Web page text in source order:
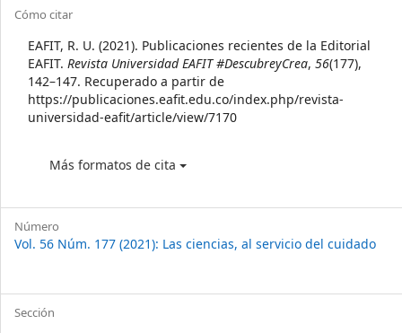
Article
Details
Cómo citar
EAFIT, R. U. (2021). Publicaciones recientes de la Editorial
EAFIT. Revista Universidad EAFIT #DescubreyCrea, 56(177),
142–147. Recuperado a partir de
https://publicaciones.eafit.edu.co/index.php/revista-
universidad-eafit/article/view/7170
Más formatos de cita
Número
Vol. 56 Núm. 177 (2021): Las ciencias, al servicio del cuidado
Sección